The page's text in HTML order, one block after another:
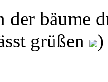
der bäume
grüßen
)